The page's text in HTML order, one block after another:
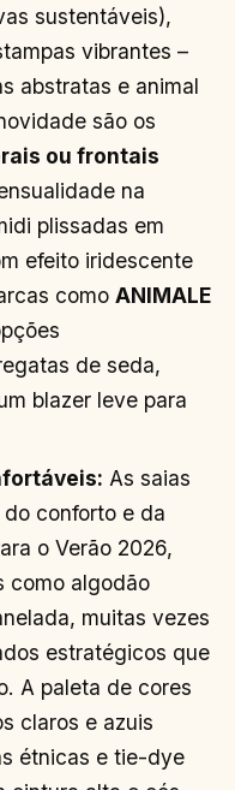
sustentáveis),
vibrantes –
abstratas e animal
são os
ou frontais
na
plissadas em
efeito iridescente
comoANIMALE
de seda,
blazer leve para
As saias
conforto e da
o Verão 2026,
como algodão
muitas vezes
estratégicos que
A paleta de cores
claros e azuis
étnicas e tie-dye